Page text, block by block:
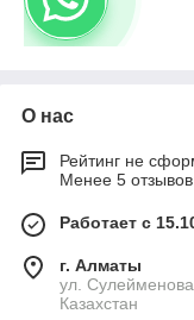
О нас
Рейтинг не
Менее 5
Работает с
г. Алматы
ул.
Казахстан